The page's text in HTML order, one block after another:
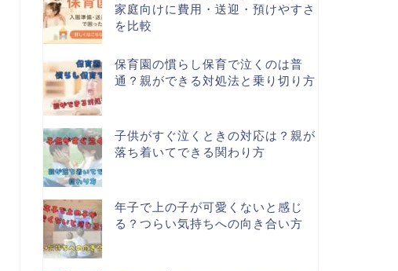
家庭向けに費用・送迎・預けやすさ
を比較
保育園の慣らし保育で泣くのは普
通？親ができる対処法と乗り切り方
子供がすぐ泣くときの対応は？親が
落ち着いてできる関わり方
年子で上の子が可愛くないと感じ
る？つらい気持ちへの向き合い方